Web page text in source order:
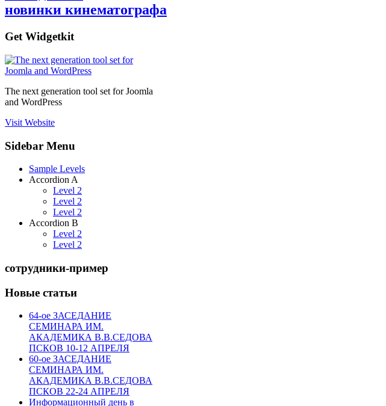
новинки кинематографа
Get Widgetkit
The next generation tool set for Joomla
and WordPress
Visit Website
Sidebar Menu
Sample Levels
Accordion A
Level 2
Level 2
Level 2
Accordion B
Level 2
Level 2
сотрудники-пример
Новые статьи
64-ое ЗАСЕДАНИЕ
СЕМИНАРА ИМ.
АКАДЕМИКА В.В.СЕДОВА
ПСКОВ 10-12 АПРЕЛЯ
60-ое ЗАСЕДАНИЕ
СЕМИНАРА ИМ.
АКАДЕМИКА В.В.СЕДОВА
ПСКОВ 22-24 АПРЕЛЯ
Информационный день в